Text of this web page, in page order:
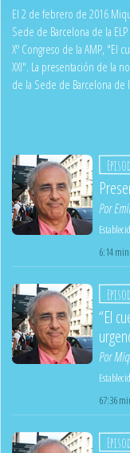
El 2 de febrero de 2016
Sede de Barcelona de la
Xº Congreso de la AMP, "El
XXI". La presentación de la
de la Sede de Barcelona de
Por
6:14
“El
Por
67:36